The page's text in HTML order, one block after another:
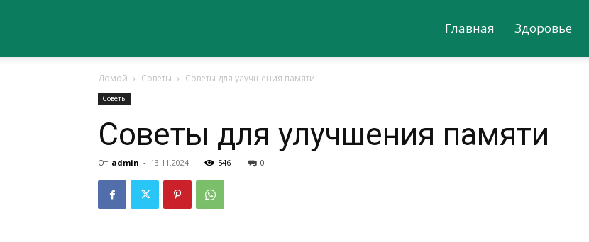
о
здоровье
Главная Здоровье
Домой Советы Советы для улучшения памяти
Советы
Советы для улучшения памяти
От admin - 13.11.2024 546 0